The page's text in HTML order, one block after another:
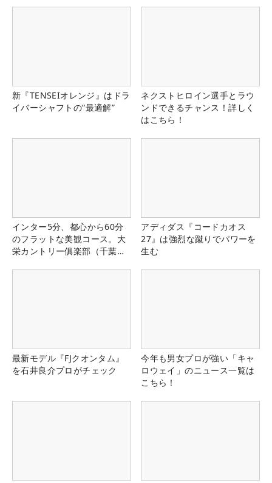
新『TENSEIオレンジ』はドラ
イバーシャフトの“最適解”
ネクストヒロイン選手とラウ
ンドできるチャンス！詳しく
はこちら！
インター5分、都心から60分
のフラットな美観コース。大
栄カントリー俱楽部（千葉
アディダス『コードカオス
27』は強烈な蹴りでパワーを
生む
最新モデル『FJクオンタム』
を石井良介プロがチェック
今年も男女プロが強い「キャ
ロウェイ」のニュース一覧は
こちら！